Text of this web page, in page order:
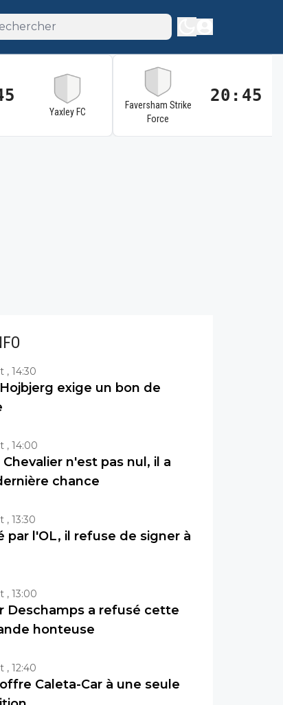
Yaxley FC
Faversham Strike
Force
20:45
, 14:30
exige un bon de
, 14:00
Chevalier n'est pas nul, il a
chance
, 13:30
par l'OL, il refuse de signer à
, 13:00
Deschamps a refusé cette
honteuse
, 12:40
Caleta-Car à une seule